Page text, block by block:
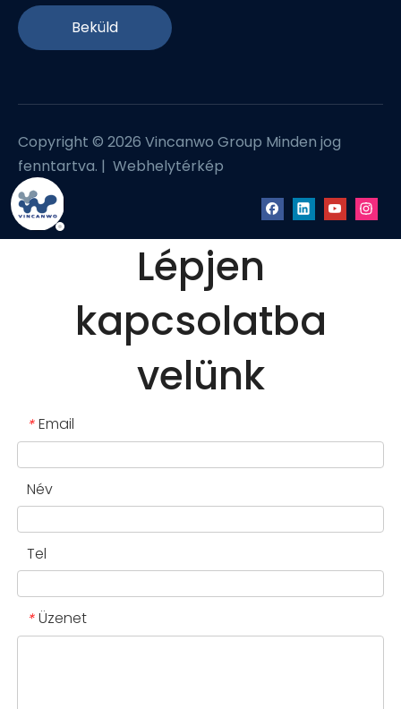
Beküld
Copyright © 2026 Vincanwo Group Minden jog
fenntartva. | Webhelytérkép
Lépjen
kapcsolatba
velünk
* Email
Név
Tel
* Üzenet